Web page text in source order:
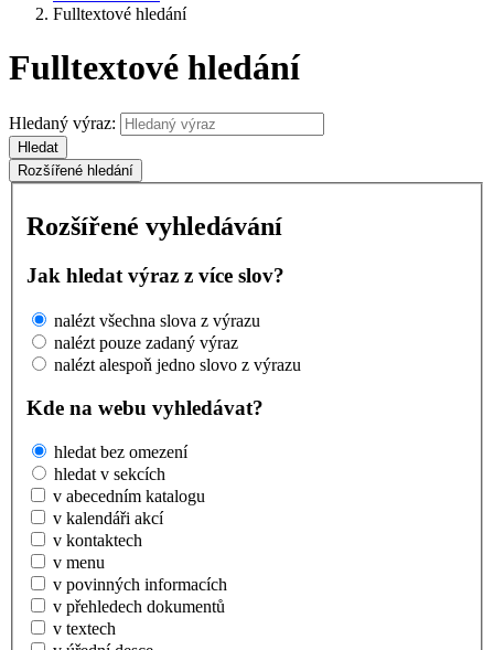
Fulltextové hledání
Fulltextové hledání
Hledaný výraz:
Hledat
Rozšířené hledání
Rozšířené vyhledávání
Jak hledat výraz z více slov?
nalézt všechna slova z výrazu
nalézt pouze zadaný výraz
nalézt alespoň jedno slovo z výrazu
Kde na webu vyhledávat?
hledat bez omezení
hledat v sekcích
v abecedním katalogu
v kalendáři akcí
v kontaktech
v menu
v povinných informacích
v přehledech dokumentů
v textech